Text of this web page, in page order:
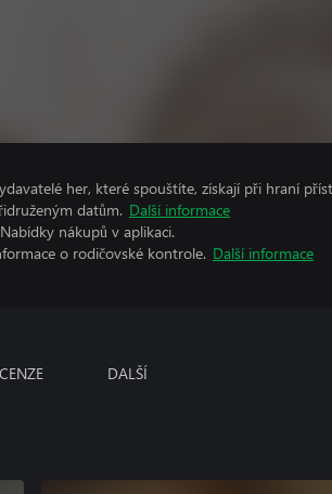
her, které spouštíte, získají při hraní
datům. Další informace
nákupů v aplikaci.
o rodičovské kontrole. Další informace
DALŠÍ